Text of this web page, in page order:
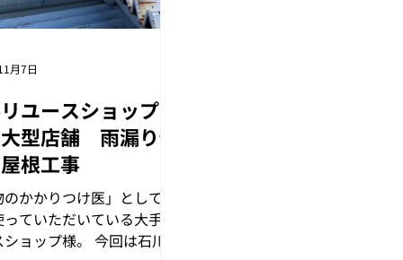
ユースショップ
型店舗 雨漏り修
根工事
のかかりつけ医」としてい
ていただいている大手リ
ョップ様。 今回は石川県
月7日